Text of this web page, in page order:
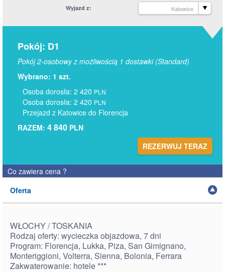
Wyjazd z Katowice
Pokój: D1
Pokój 2-osobowy z możliwością 1 dostawki (Standard)
Wybrano: 1 szt.
Osoba dorosła: 2 420 PLN
Osoba dorosła: 2 420 PLN
Przejazd z Katowice do Florencja
RAZEM: 4 840 PLN
REZERWUJ TERAZ
Co zawiera cena ?
Oferta
WŁOCHY / TOSKANIA
Rodzaj oferty: wycieczka objazdowa, 7 dni
Program: Florencja, Lukka, Piza, San Gimignano,
Monteriggioni, Volterra, Sienna, Bolonia, Ferrara
Zakwaterowanie: hotele ***